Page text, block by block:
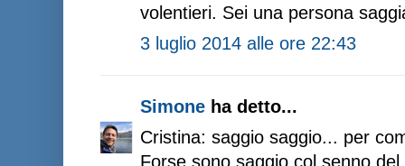
volentieri. Sei una persona
3 luglio 2014 alle ore 22:43
Simone ha detto...
Cristina: saggio saggio... per
Forse sono saggio col senno